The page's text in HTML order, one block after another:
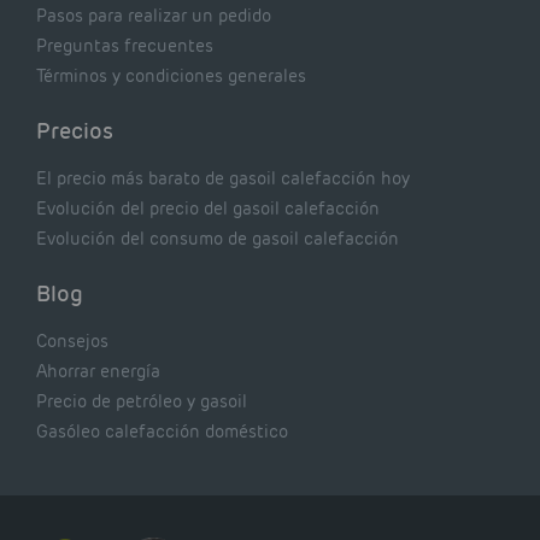
Pasos para realizar un pedido
Preguntas frecuentes
Términos y condiciones generales
Precios
El precio más barato de gasoil calefacción hoy
Evolución del precio del gasoil calefacción
Evolución del consumo de gasoil calefacción
Blog
Consejos
Ahorrar energía
Precio de petróleo y gasoil
Gasóleo calefacción doméstico